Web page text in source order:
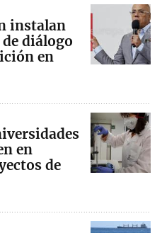
instalan
diálogo
en
en
de